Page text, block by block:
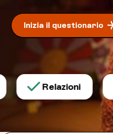
Inizia il questionario
Relazioni